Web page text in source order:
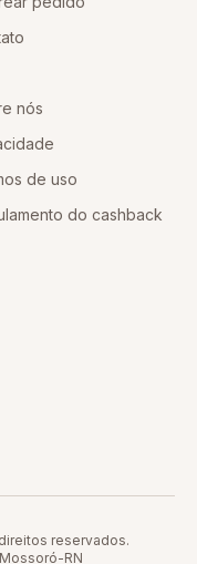
nós
de uso
do cashback
reservados.
Mossoró-RN